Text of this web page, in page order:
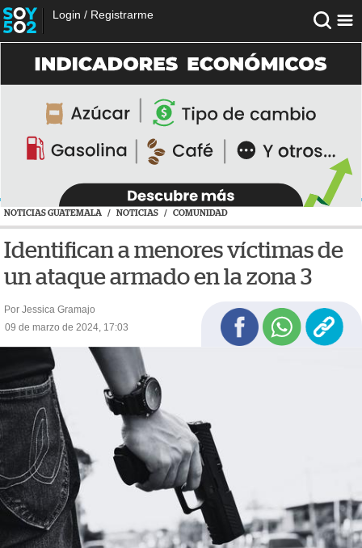
Login / Registrarme
NOTICIAS GUATEMALA / NOTICIAS / COMUNIDAD
Identifican a menores víctimas de
un ataque armado en la zona 3
Por Jessica Gramajo
09 de marzo de 2024, 17:03